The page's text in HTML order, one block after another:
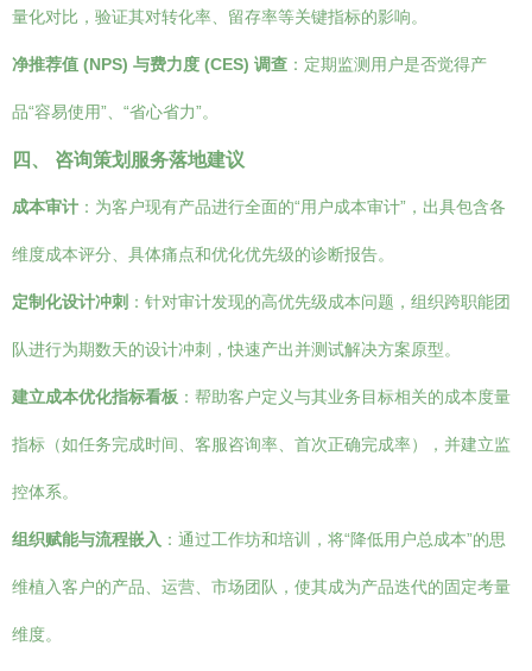
量化对比，验证其对转化率、留存率等关键指标的影响。
净推荐值 (NPS) 与费力度 (CES) 调查 ：定期监测用户是否觉得产
品“容易使用”、“省心省力”。
四、 咨询策划服务落地建议
成本审计 ：为客户现有产品进行全面的“用户成本审计”，出具包含各
维度成本评分、具体痛点和优化优先级的诊断报告。
定制化设计冲刺 ：针对审计发现的高优先级成本问题，组织跨职能团
队进行为期数天的设计冲刺，快速产出并测试解决方案原型。
建立成本优化指标看板 ：帮助客户定义与其业务目标相关的成本度量
指标（如任务完成时间、客服咨询率、首次正确完成率），并建立监
控体系。
组织赋能与流程嵌入 ：通过工作坊和培训，将“降低用户总成本”的思
维植入客户的产品、运营、市场团队，使其成为产品迭代的固定考量
维度。